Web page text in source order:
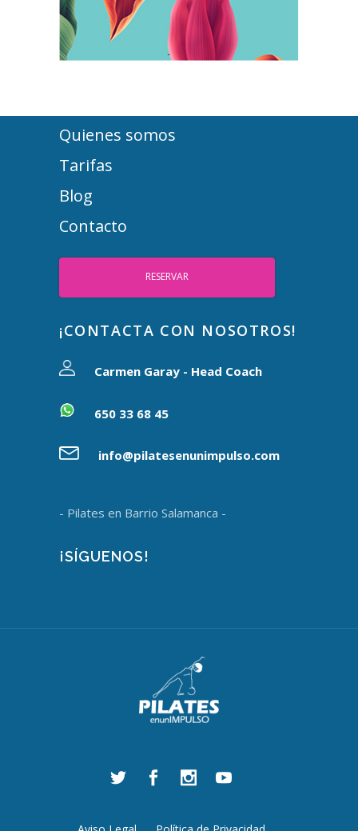
Quienes somos
Tarifas
Blog
Contacto
RESERVAR
¡CONTACTA CON NOSOTROS!
Carmen Garay - Head Coach
650 33 68 45
info@pilatesenunimpulso.com
- Pilates en Barrio Salamanca -
¡SÍGUENOS!